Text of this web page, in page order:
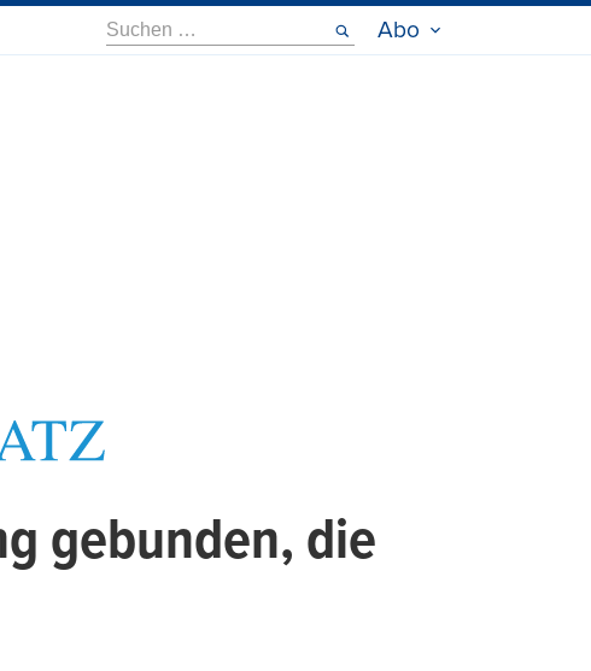
Suche
nach:
Abo
gebunden, die